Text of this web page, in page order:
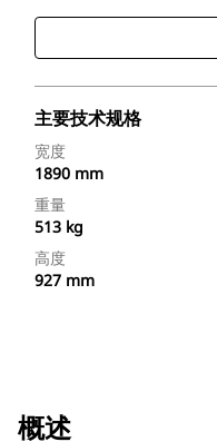
主要技术规格
宽度
1890 mm
重量
513 kg
高度
927 mm
概述